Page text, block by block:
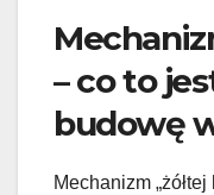
– co to
budowę
Mechanizm